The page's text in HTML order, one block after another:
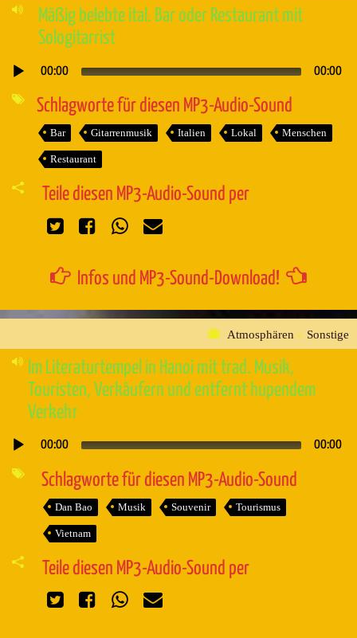
Mäßig belebte ital. Bar oder Restaurant mit
Sologitarrist
Audio-
00:00 00:00
Schlagworte für diesen MP3-Audio-Sound
Bar Gitarrenmusik Italien Lokal Menschen
Restaurant
Teile diesen MP3-Audio-Sound per
Infos und MP3-Sound-Download!
Atmosphären » Sonstige
Im Literaturtempel in Hanoi mit trad. Musik,
Touristen, Verkäufern und entfernt hupendem
Verkehr
Audio-
00:00 00:00
Schlagworte für diesen MP3-Audio-Sound
Dan Bao Musik Souvenir Tourismus
Vietnam
Teile diesen MP3-Audio-Sound per